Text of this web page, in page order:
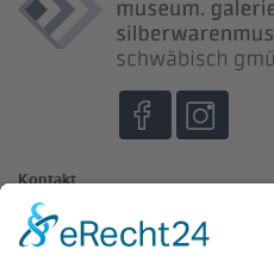
Kontakt
Johannisplatz 3
73525 Schwäbisch Gmünd